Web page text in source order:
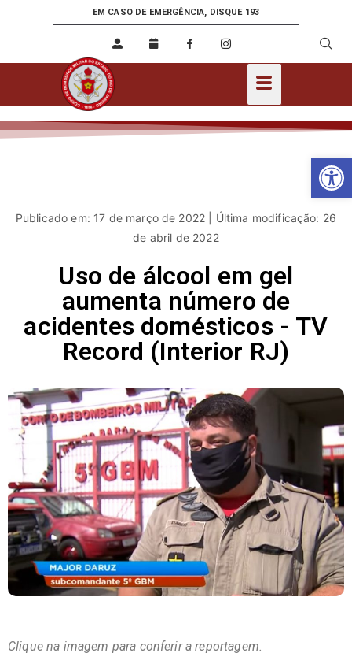
EM CASO DE EMERGÊNCIA, DISQUE 193
Publicado em: 17 de março de 2022 | Última modificação: 26
de abril de 2022
Uso de álcool em gel
aumenta número de
acidentes domésticos - TV
Record (Interior RJ)
Clique na imagem para conferir a reportagem.